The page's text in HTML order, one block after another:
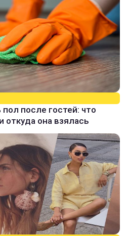
после гостей: что
откуда она взялась